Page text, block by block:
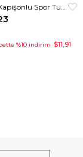
Ekose Garnili Kapişonlu Spor Tunik Krem
%10 indirim $11,91